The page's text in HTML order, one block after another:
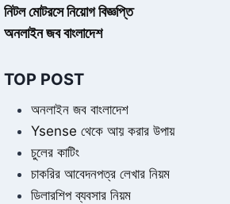
নিটল মোটরসে নিয়োগ বিজ্ঞপ্তি
অনলাইন জব বাংলাদেশ
TOP POST
অনলাইন জব বাংলাদেশ
Ysense থেকে আয় করার উপায়
চুলের কাটিং
চাকরির আবেদনপত্র লেখার নিয়ম
ডিলারশিপ ব্যবসার নিয়ম